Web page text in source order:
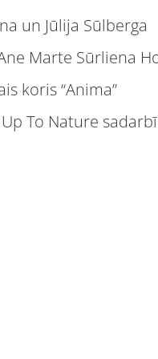
un Jūlija Sūlberga
Marte Sūrliena
koris “Anima”
To Nature